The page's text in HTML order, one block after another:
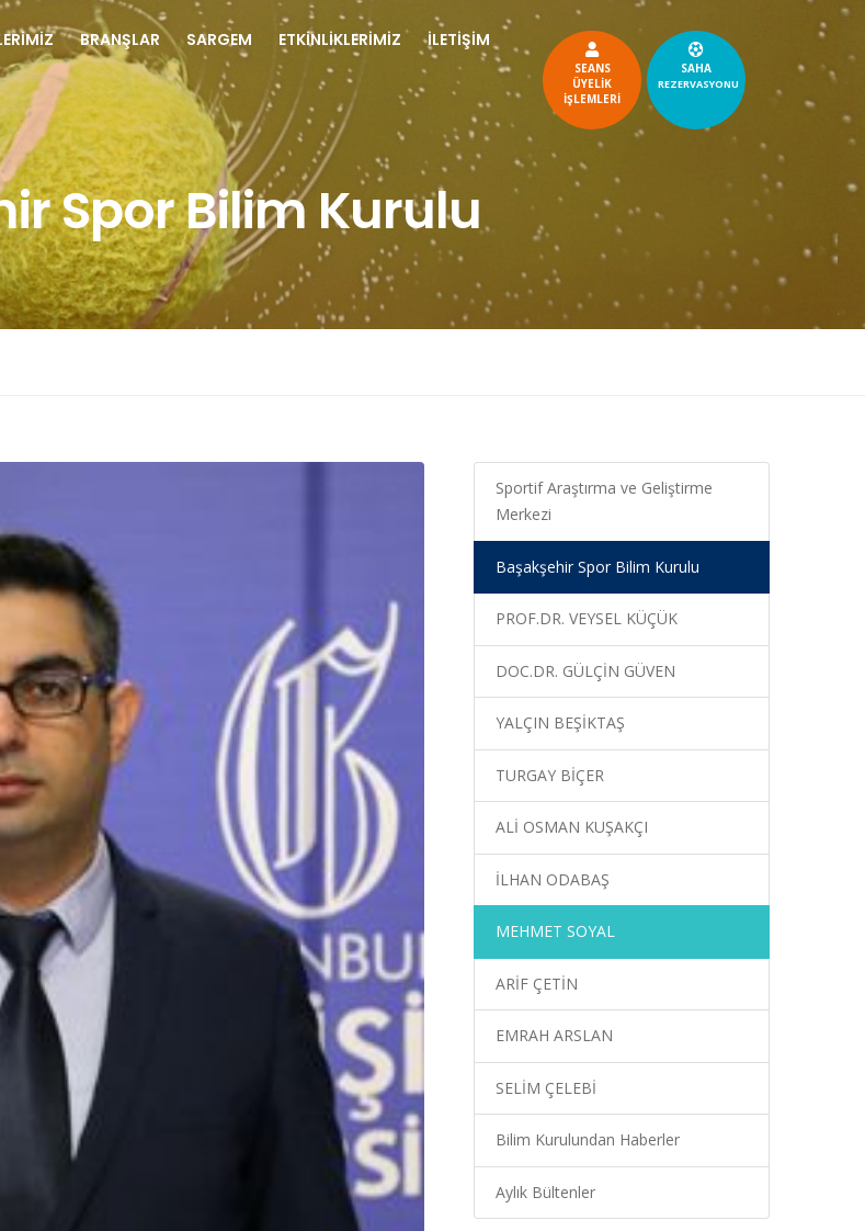
BRANŞLAR SARGEM ETKİNLİKLERİMİZ İLETİŞİM
SEANS
ÜYELİK
İŞLEMLERİ
SAHA
REZERVASYONU
Spor Bilim Kurulu
Sportif Araştırma ve Geliştirme
Merkezi
Başakşehir Spor Bilim Kurulu
PROF.DR. VEYSEL KÜÇÜK
DOC.DR. GÜLÇİN GÜVEN
YALÇIN BEŞİKTAŞ
TURGAY BİÇER
ALİ OSMAN KUŞAKÇI
İLHAN ODABAŞ
MEHMET SOYAL
ARİF ÇETİN
EMRAH ARSLAN
SELİM ÇELEBİ
Bilim Kurulundan Haberler
Aylık Bültenler